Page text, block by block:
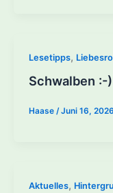
Lesetipps,
Schwalben :-)
Haase /Juni 16, 2026
Aktuelles,